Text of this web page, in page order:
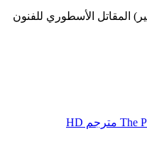
المقاتل الأسطوري للفنون